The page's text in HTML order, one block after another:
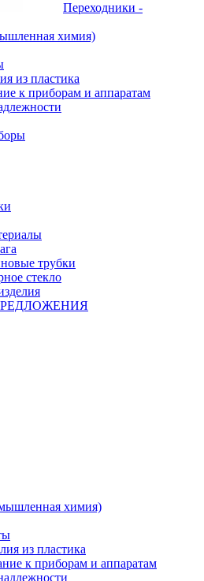
Переходники -
химия)
из пластика
к приборам и аппаратам
трубки
стекло
химия)
из пластика
к приборам и аппаратам